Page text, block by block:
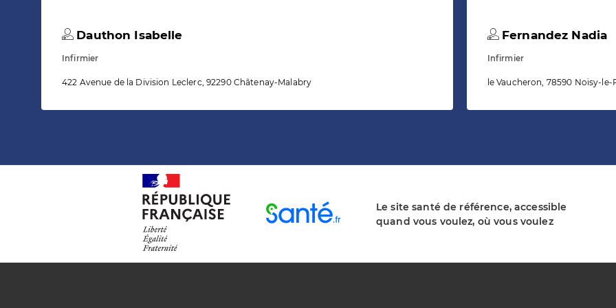
Dauthon Isabelle
Infirmier
422 Avenue de la Division Leclerc, 92290 Châtenay-Malabry
Fernandez Nadia
Infirmier
le Vaucheron, 78590 Noisy-le-
Le site santé de référence, accessible
quand vous voulez, où vous voulez